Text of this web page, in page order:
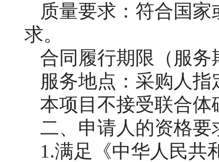
质量要求：符合国
求。
合同履行期限（服
服务地点：采购人指
本项目不接受联合体
二、申请人的资格要
1.满足《中华人民共